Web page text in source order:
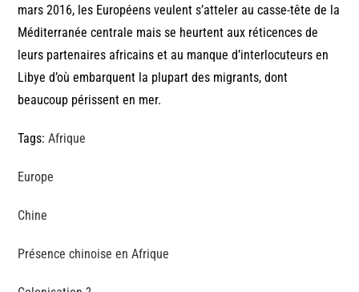
mars 2016, les Européens veulent s’atteler au casse-tête de la
Méditerranée centrale mais se heurtent aux réticences de
leurs partenaires africains et au manque d’interlocuteurs en
Libye d’où embarquent la plupart des migrants, dont
beaucoup périssent en mer.
Tags:Afrique
Europe
Chine
Présence chinoise en Afrique